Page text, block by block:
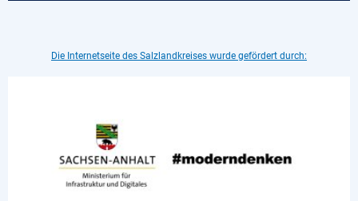
Die Internetseite des Salzlandkreises wurde gefördert durch: